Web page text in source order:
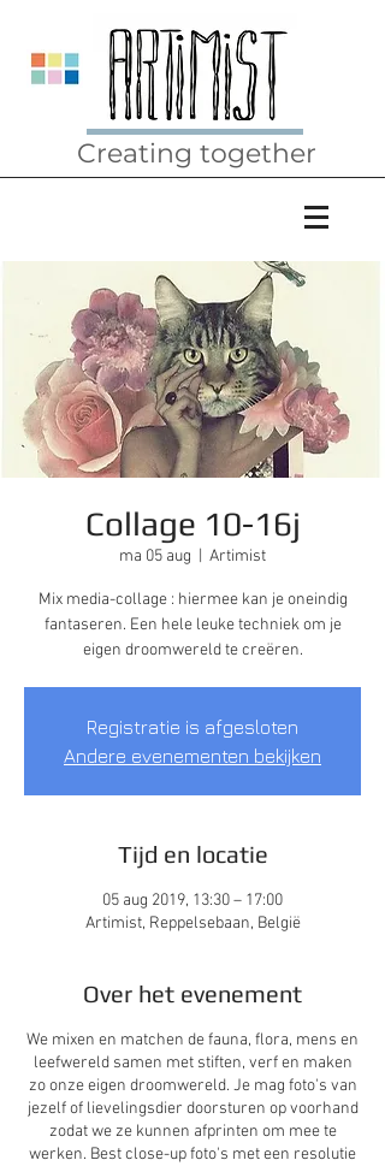
Creating together
Collage 10-16j
ma 05 aug Artimist
Mix media-collage : hiermee kan je oneindig
fantaseren. Een hele leuke techniek om je
eigen droomwereld te creëren.
Registratie is afgesloten
Andere evenementen bekijken
Tijd en locatie
05 aug 2019, 13:30 – 17:00
Artimist, Reppelsebaan, België
Over het evenement
We mixen en matchen de fauna, flora, mens en
leefwereld samen met stiften, verf en maken
zo onze eigen droomwereld. Je mag foto's van
jezelf of lievelingsdier doorsturen op voorhand
zodat we ze kunnen afprinten om mee te
werken. Best close-up foto's met een resolutie